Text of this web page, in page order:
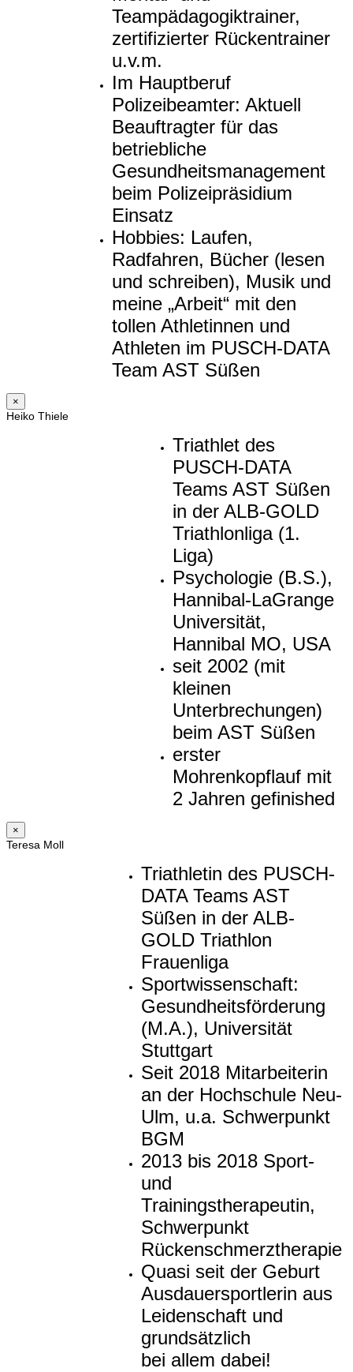
Teampädagogiktrainer,
zertifizierter Rückentrainer
u.v.m.
Im Hauptberuf
Polizeibeamter: Aktuell
Beauftragter für das
betriebliche
Gesundheitsmanagement
beim Polizeipräsidium
Einsatz
Hobbies: Laufen,
Radfahren, Bücher (lesen
und schreiben), Musik und
meine „Arbeit“ mit den
tollen Athletinnen und
Athleten im PUSCH-DATA
Team AST Süßen
×
Heiko Thiele
Triathlet des
PUSCH-DATA
Teams AST Süßen
in der ALB-GOLD
Triathlonliga (1.
Liga)
Psychologie (B.S.),
Hannibal-LaGrange
Universität,
Hannibal MO, USA
seit 2002 (mit
kleinen
Unterbrechungen)
beim AST Süßen
erster
Mohrenkopflauf mit
2 Jahren gefinished
×
Teresa Moll
Triathletin des PUSCH-
DATA Teams AST
Süßen in der ALB-
GOLD Triathlon
Frauenliga
Sportwissenschaft:
Gesundheitsförderung
(M.A.), Universität
Stuttgart
Seit 2018 Mitarbeiterin
an der Hochschule Neu-
Ulm, u.a. Schwerpunkt
BGM
2013 bis 2018 Sport-
und
Trainingstherapeutin,
Schwerpunkt
Rückenschmerztherapie
Quasi seit der Geburt
Ausdauersportlerin aus
Leidenschaft und
grundsätzlich
bei allem dabei!